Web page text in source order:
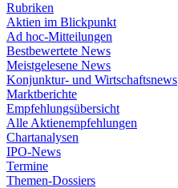
Rubriken
Aktien im Blickpunkt
Ad hoc-Mitteilungen
Bestbewertete News
Meistgelesene News
Konjunktur- und Wirtschaftsnews
Marktberichte
Empfehlungsübersicht
Alle Aktienempfehlungen
Chartanalysen
IPO-News
Termine
Themen-Dossiers